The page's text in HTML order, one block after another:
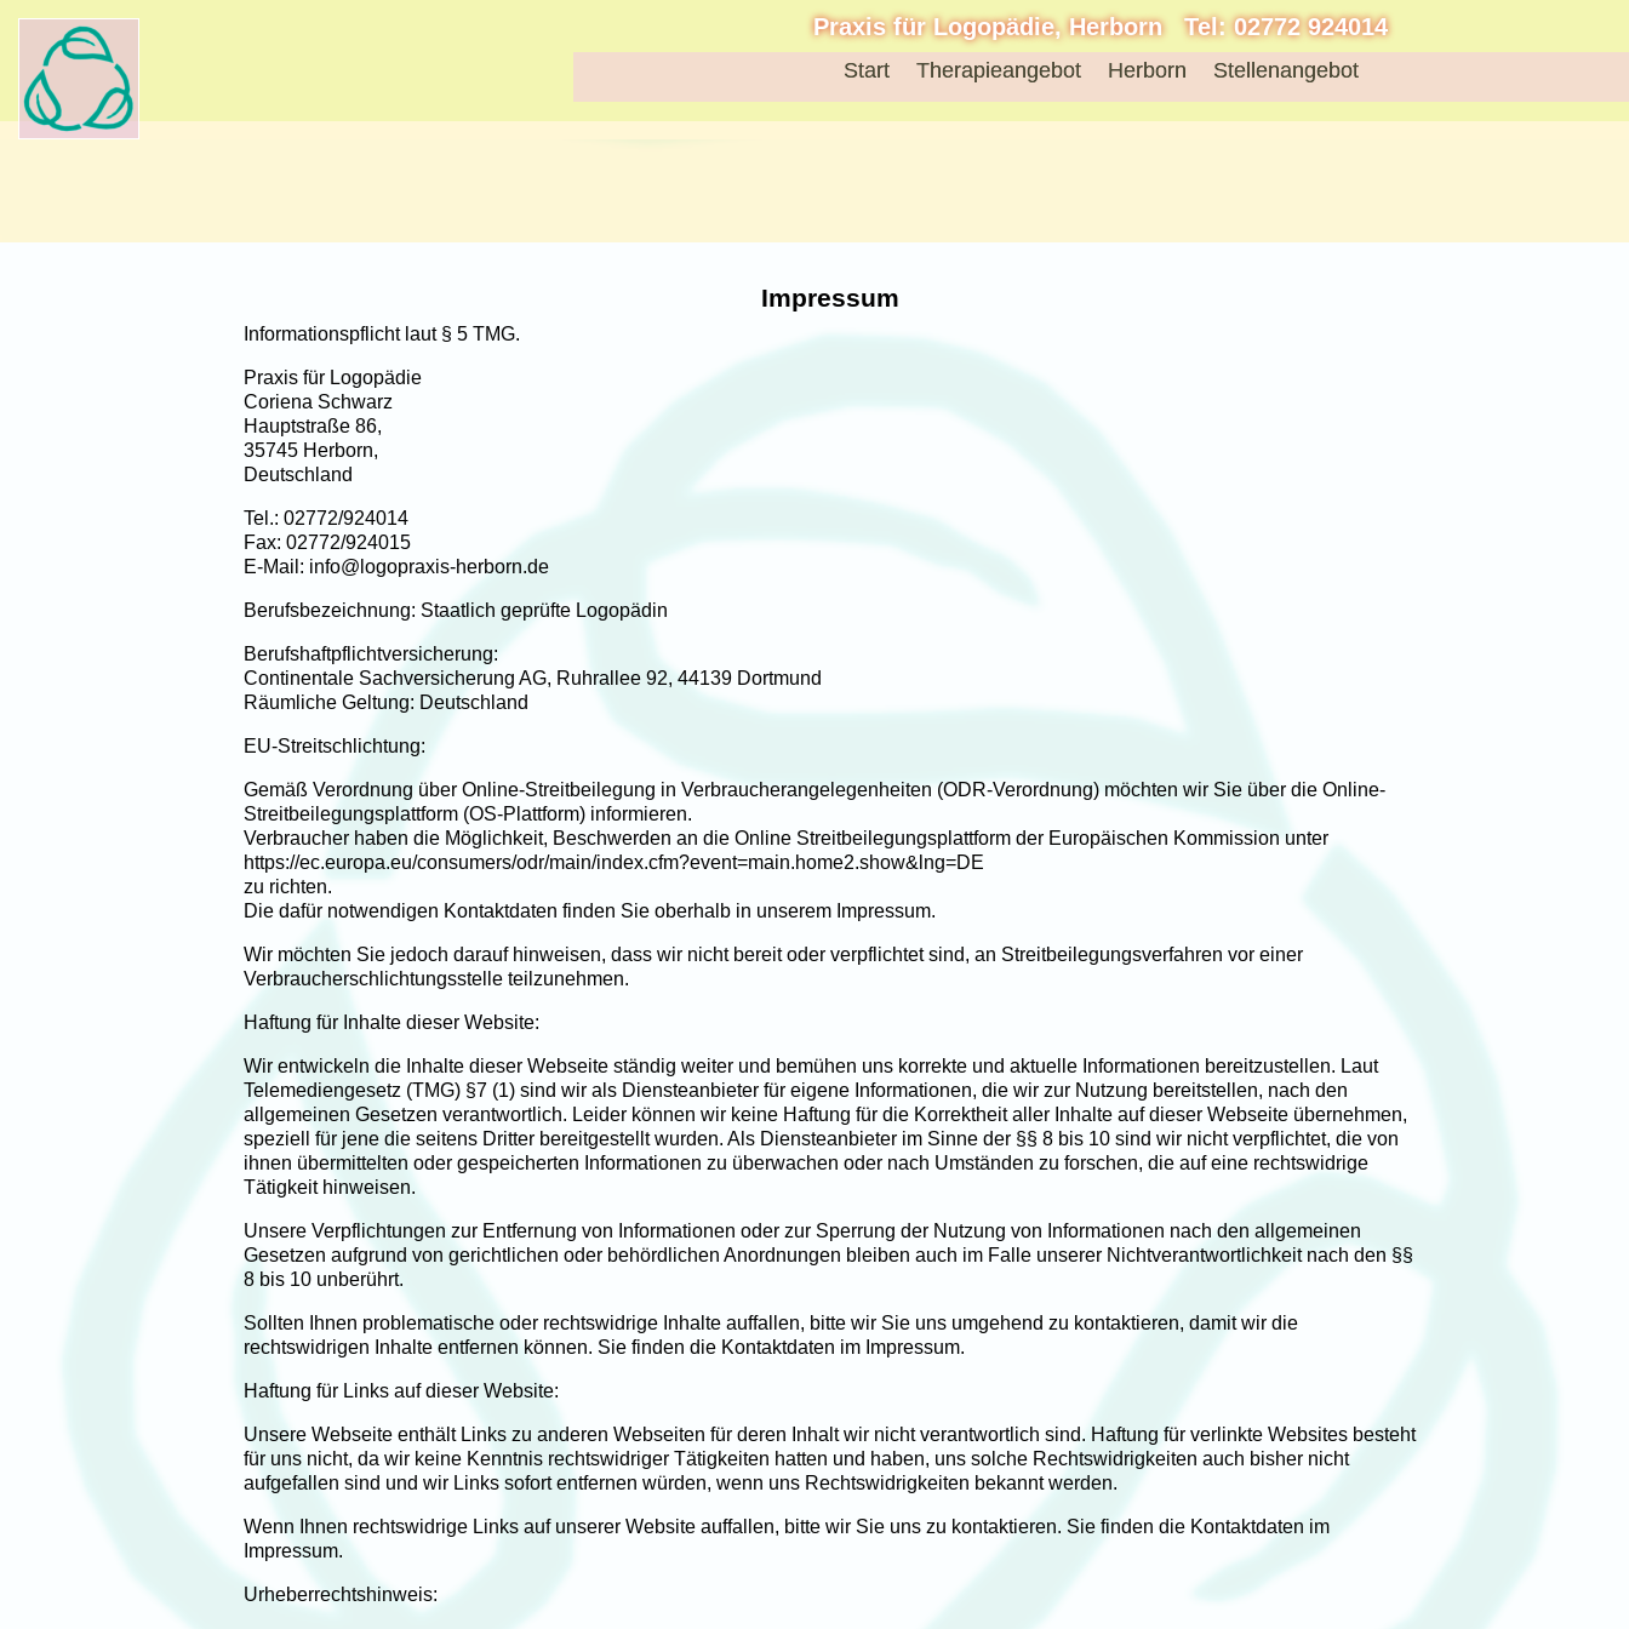
Praxis für Logopädie, Herborn Tel: 02772 924014
Start Therapieangebot Herborn Stellenangebot
Impressum
Informationspflicht laut § 5 TMG.
Praxis für Logopädie
Coriena Schwarz
Hauptstraße 86,
35745 Herborn,
Deutschland
Tel.: 02772/924014
Fax: 02772/924015
E-Mail: info@logopraxis-herborn.de
Berufsbezeichnung: Staatlich geprüfte Logopädin
Berufshaftpflichtversicherung:
Continentale Sachversicherung AG, Ruhrallee 92, 44139 Dortmund
Räumliche Geltung: Deutschland
EU-Streitschlichtung:
Gemäß Verordnung über Online-Streitbeilegung in Verbraucherangelegenheiten (ODR-Verordnung) möchten wir Sie über die Online-
Streitbeilegungsplattform (OS-Plattform) informieren.
Verbraucher haben die Möglichkeit, Beschwerden an die Online Streitbeilegungsplattform der Europäischen Kommission unter
https://ec.europa.eu/consumers/odr/main/index.cfm?event=main.home2.show&lng=DE
zu richten.
Die dafür notwendigen Kontaktdaten finden Sie oberhalb in unserem Impressum.
Wir möchten Sie jedoch darauf hinweisen, dass wir nicht bereit oder verpflichtet sind, an Streitbeilegungsverfahren vor einer
Verbraucherschlichtungsstelle teilzunehmen.
Haftung für Inhalte dieser Website:
Wir entwickeln die Inhalte dieser Webseite ständig weiter und bemühen uns korrekte und aktuelle Informationen bereitzustellen. Laut
Telemediengesetz (TMG) §7 (1) sind wir als Diensteanbieter für eigene Informationen, die wir zur Nutzung bereitstellen, nach den
allgemeinen Gesetzen verantwortlich. Leider können wir keine Haftung für die Korrektheit aller Inhalte auf dieser Webseite übernehmen,
speziell für jene die seitens Dritter bereitgestellt wurden. Als Diensteanbieter im Sinne der §§ 8 bis 10 sind wir nicht verpflichtet, die von
ihnen übermittelten oder gespeicherten Informationen zu überwachen oder nach Umständen zu forschen, die auf eine rechtswidrige
Tätigkeit hinweisen.
Unsere Verpflichtungen zur Entfernung von Informationen oder zur Sperrung der Nutzung von Informationen nach den allgemeinen
Gesetzen aufgrund von gerichtlichen oder behördlichen Anordnungen bleiben auch im Falle unserer Nichtverantwortlichkeit nach den §§
8 bis 10 unberührt.
Sollten Ihnen problematische oder rechtswidrige Inhalte auffallen, bitte wir Sie uns umgehend zu kontaktieren, damit wir die
rechtswidrigen Inhalte entfernen können. Sie finden die Kontaktdaten im Impressum.
Haftung für Links auf dieser Website:
Unsere Webseite enthält Links zu anderen Webseiten für deren Inhalt wir nicht verantwortlich sind. Haftung für verlinkte Websites besteht
für uns nicht, da wir keine Kenntnis rechtswidriger Tätigkeiten hatten und haben, uns solche Rechtswidrigkeiten auch bisher nicht
aufgefallen sind und wir Links sofort entfernen würden, wenn uns Rechtswidrigkeiten bekannt werden.
Wenn Ihnen rechtswidrige Links auf unserer Website auffallen, bitte wir Sie uns zu kontaktieren. Sie finden die Kontaktdaten im
Impressum.
Urheberrechtshinweis: